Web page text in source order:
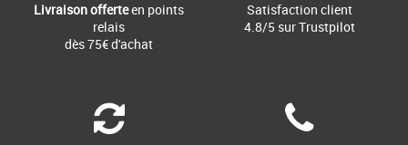
Livraison offerteen points
relais
dès 75€ d'achat
Satisfaction client
4.8/5 sur Trustpilot